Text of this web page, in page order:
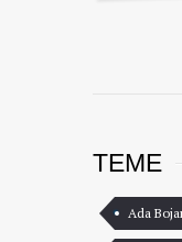
TEME
Ada